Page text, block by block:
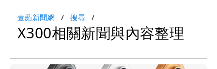
壹蘋新聞網 搜尋
X300相關新聞與內容整理